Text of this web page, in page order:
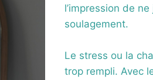
l’impression de
soulagement.
Le stress ou la
trop rempli. Avec